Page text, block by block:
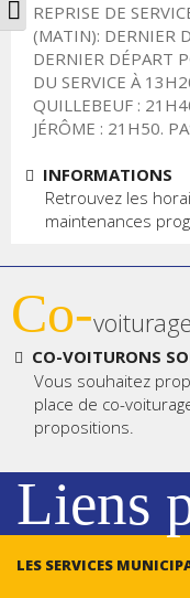
Changer la
REPRISE DE
(MATIN): DERNIER
DERNIER DÉPART
DU SERVICE À
QUILLEBEUF :
JÉRÔME : 21H50.
INFORMATIONS
Retrouvez les
maintenances
Co-voiturage
CO-VOITURONS
Vous souhaitez
place de co-
propositions.
Liens
LES SERVICES